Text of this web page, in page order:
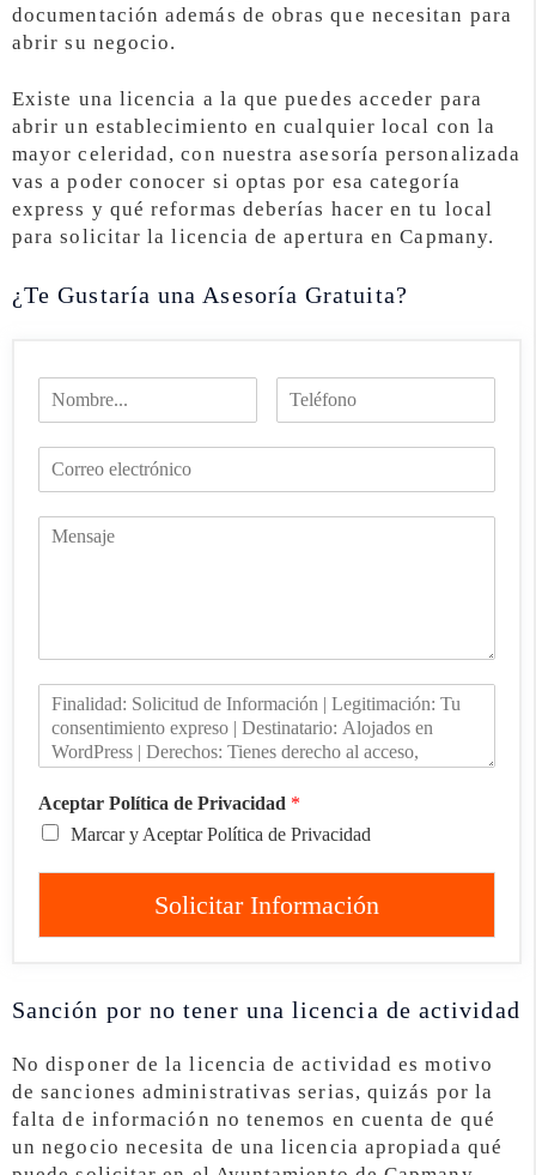
documentación además de obras que necesitan para
abrir su negocio.
Existe una licencia a la que puedes acceder para
abrir un establecimiento en cualquier local con la
mayor celeridad, con nuestra asesoría personalizada
vas a poder conocer si optas por esa categoría
express y qué reformas deberías hacer en tu local
para solicitar la licencia de apertura en Capmany.
¿Te Gustaría una Asesoría Gratuita?
Aceptar Política de Privacidad *
Marcar y Aceptar Política de Privacidad
Solicitar Información
Sanción por no tener una licencia de actividad
No disponer de la licencia de actividad es motivo
de sanciones administrativas serias, quizás por la
falta de información no tenemos en cuenta de qué
un negocio necesita de una licencia apropiada qué